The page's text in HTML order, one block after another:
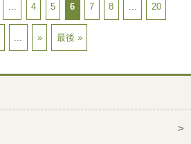
4 5 6 7 8 20
» 最後 »